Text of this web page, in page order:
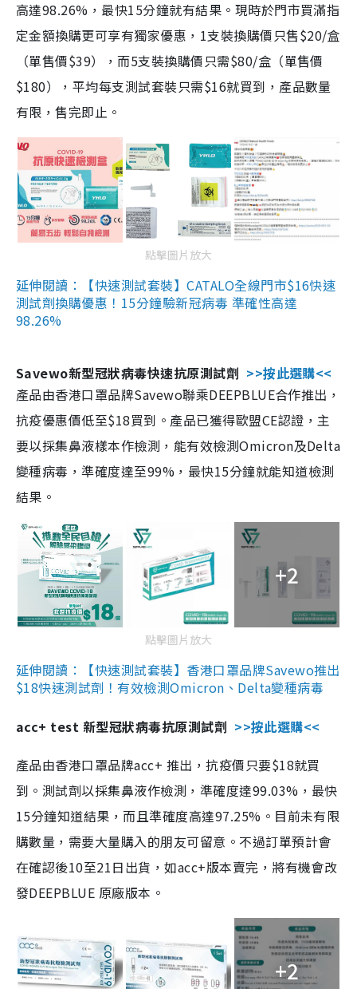
高達98.26%，最快15分鐘就有結果。現時於門市買滿指
定金額換購更可享有獨家優惠，1支裝換購價只售$20/盒
（單售價$39），而5支裝換購價只需$80/盒（單售價
$180），平均每支測試套裝只需$16就買到，產品數量
有限，售完即止。
點擊圖片放大
延伸閱讀：【快速測試套裝】CATALO全線門市$16快速
測試劑換購優惠！15分鐘驗新冠病毒 準確性高達
98.26%
Savewo新型冠狀病毒快速抗原測試劑 >>按此選購<<
產品由香港口罩品牌Savewo聯乘DEEPBLUE合作推出，
抗疫優惠價低至$18買到。產品已獲得歐盟CE認證，主
要以採集鼻液樣本作檢測，能有效檢測Omicron及Delta
變種病毒，準確度達至99%，最快15分鐘就能知道檢測
結果。
+2
點擊圖片放大
延伸閱讀：【快速測試套裝】香港口罩品牌Savewo推出
$18快速測試劑！有效檢測Omicron、Delta變種病毒
acc+ test 新型冠狀病毒抗原測試劑 >>按此選購<<
產品由香港口罩品牌acc+ 推出，抗疫價只要$18就買
到。測試劑以採集鼻液作檢測，準確度達99.03%，最快
15分鐘知道結果，而且準確度高達97.25%。目前未有限
購數量，需要大量購入的朋友可留意。不過訂單預計會
在確認後10至21日出貨，如acc+版本賣完，將有機會改
發DEEPBLUE 原廠版本。
+2